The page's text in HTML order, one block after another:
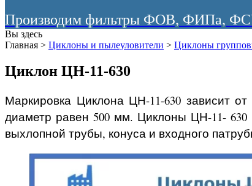
Производим фильтры ФОВ, ФИПа, ФСУ,
Вы здесь
Главная > Циклоны и пылеуловители > Циклоны
Циклон ЦН-11-630
Маркировка Циклона ЦН-11-630 зависит
диаметр равен 500 мм. Циклоны ЦН-11-
выхлопной трубы, конуса и входного